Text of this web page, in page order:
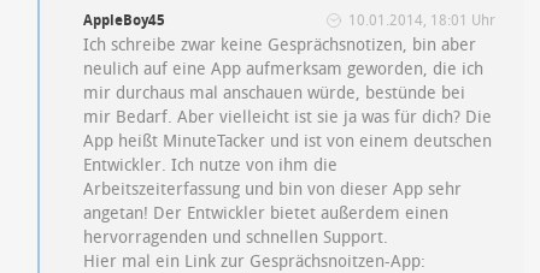
AppleBoy45 10.01.2014, 18:01 Uhr
Ich schreibe zwar keine Gesprächsnotizen, bin aber
neulich auf eine App aufmerksam geworden, die ich
mir durchaus mal anschauen würde, bestünde bei
mir Bedarf. Aber vielleicht ist sie ja was für dich? Die
App heißt MinuteTacker und ist von einem deutschen
Entwickler. Ich nutze von ihm die
Arbeitszeiterfassung und bin von dieser App sehr
angetan! Der Entwickler bietet außerdem einen
hervorragenden und schnellen Support.
Hier mal ein Link zur Gesprächsnoitzen-App: